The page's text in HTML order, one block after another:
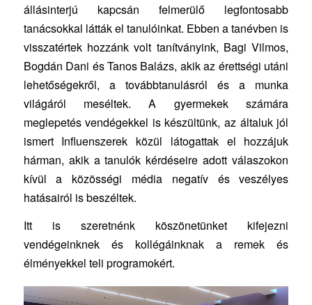
állásinterjú kapcsán felmerülő legfontosabb
tanácsokkal látták el tanulóinkat. Ebben a tanévben is
visszatértek hozzánk volt tanítványink, Bagi Vilmos,
Bogdán Dani és Tanos Balázs, akik az érettségi utáni
lehetőségekről, a továbbtanulásról és a munka
világáról meséltek. A gyermekek számára
meglepetés vendégekkel is készültünk, az általuk jól
ismert Influenszerek közül látogattak el hozzájuk
hárman, akik a tanulók kérdéseire adott válaszokon
kívül a közösségi média negatív és veszélyes
hatásairól is beszéltek.
Itt is szeretnénk köszönetünket kifejezni
vendégeinknek és kollégáinknak a remek és
élményekkel teli programokért.